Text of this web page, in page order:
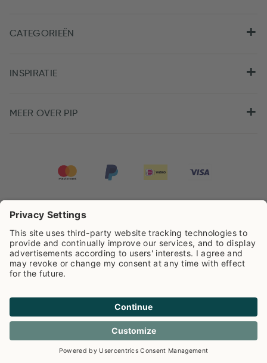
CATEGORIEËN
INSPIRATIE
MEER OVER PIP
op basis van7981beoordelingen
Cookie info Privacy
Verzendkosten
Algemene voorwaarden